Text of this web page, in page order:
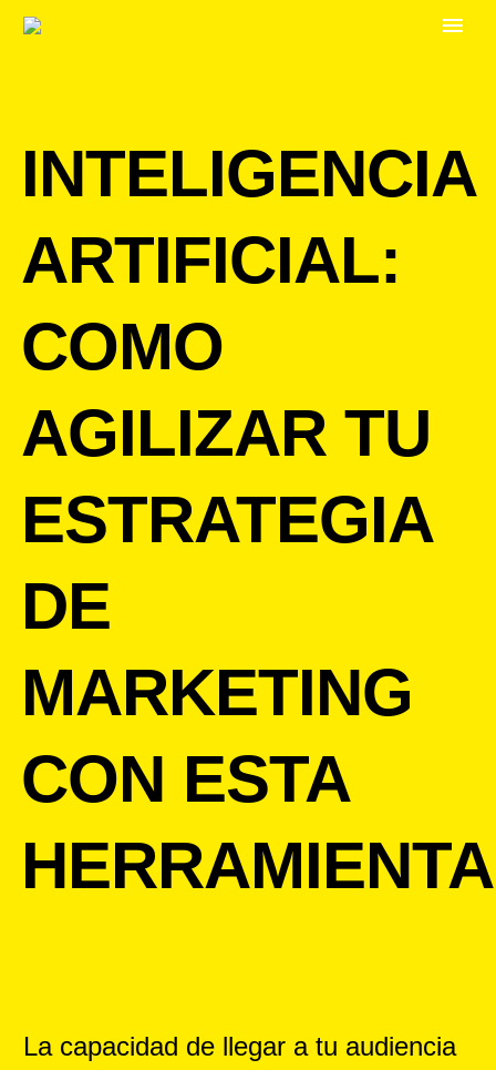
INTELIGENCIA
ARTIFICIAL:
COMO
AGILIZAR TU
ESTRATEGIA
DE
MARKETING
CON ESTA
HERRAMIENTA
La capacidad de llegar a tu audiencia